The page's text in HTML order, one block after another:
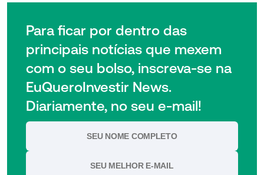
Para ficar por dentro das
principais notícias que mexem
com o seu bolso, inscreva-se na
EuQueroInvestir News.
Diariamente, no seu e-mail!